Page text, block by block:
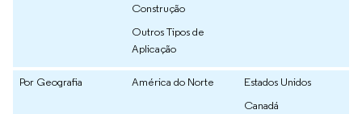
Construção
Outros Tipos de
Aplicação
Por Geografia América do Norte
Estados Unidos
Canadá